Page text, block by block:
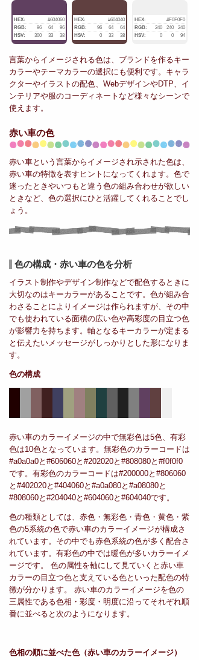
HEX:
#604060
RGB:
96 64
96
HSV:
300 33 38
HEX:
#604040
RGB:
96 64
64
HSV:
0 33 38
HEX:
#F0F0F0
RGB:
240 240
240
HSV:
0 0 94
言葉からイメージされる色は、ブランドを作るキー
カラーやテーマカラーの選択にも便利です。キャラ
クターやイラストの配色、WebデザインやDTP、イ
ンテリアや服のコーディネートなど様々なシーンで
使えます。
赤い車の色
赤い車という言葉からイメージされ示された色は、
赤い車の特徴を表すヒントになってくれます。色で
迷ったときやいつもと違う色の組み合わせが欲しい
ときなど、色の選択にひと活躍してくれることでし
ょう。
色の構成・赤い車の色を分析
イラスト制作やデザイン制作などで配色するときに
大切なのはキーカラーがあることです。色が組み合
わさることによりイメージは作られますが、その中
でも使われている面積の広い色や高彩度の目立つ色
が影響力を持ちます。軸となるキーカラーが定まる
と伝えたいメッセージがしっかりとした形になりま
す。
色の構成
赤い車のカラーイメージの中で無彩色は5色、有彩
色は10色となっています。無彩色のカラーコードは
#a0a0a0と#606060と#202020と#808080と#f0f0f0
です。有彩色のカラーコードは#200000と#806060
と#402020と#404060と#a0a080と#a08080と
#808060と#204040と#604060と#604040です。
色の種類としては、赤色・無彩色・青色・黄色・紫
色の5系統の色で赤い車のカラーイメージが構成さ
れています。その中でも赤色系統の色が多く配合さ
れています。有彩色の中では暖色が多いカラーイメ
ージです。 色の属性を軸にして見ていくと赤い車
カラーの目立つ色と支えている色といった配色の特
徴が分かります。 赤い車のカラーイメージを色の
三属性である色相・彩度・明度に沿ってそれぞれ順
番に並べると次のようになります。
色相の順に並べた色（赤い車のカラーイメージ）